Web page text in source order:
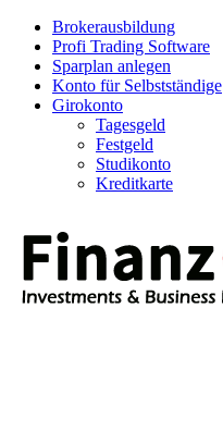
Brokerausbildung
Profi Trading Software
Sparplan anlegen
Konto für Selbstständige
Girokonto
Tagesgeld
Festgeld
Studikonto
Kreditkarte